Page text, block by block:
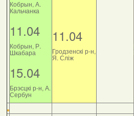
Кобрын, А.
Кальчанка
11.04
Кобрын, Р.
Шкабара
15.04
Брэсцкі р-н, А.
Сербун
11.04
Гродзенскі р-н,
Я. Сліж